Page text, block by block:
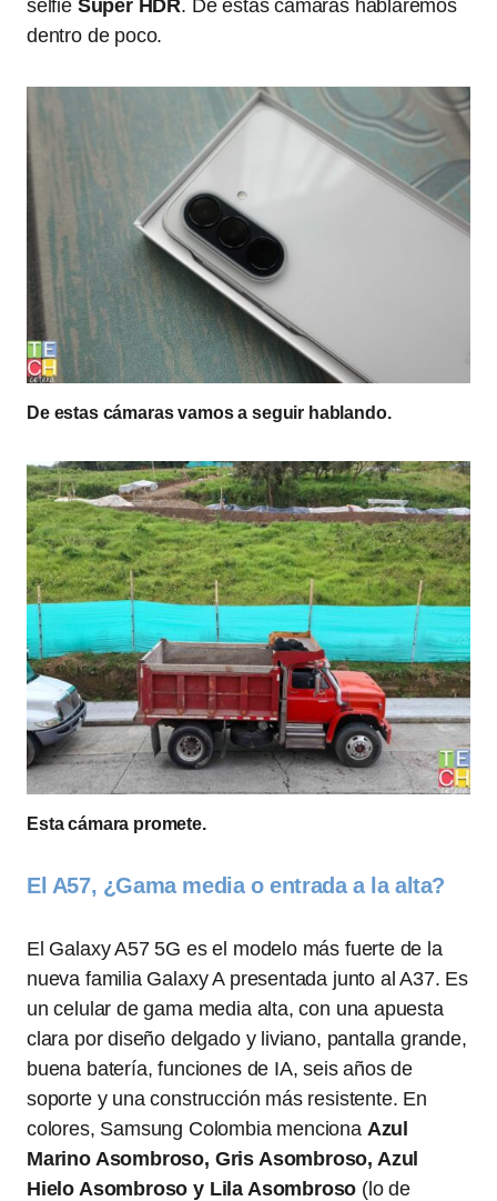
selfie Super HDR. De estas cámaras hablaremos
dentro de poco.
De estas cámaras vamos a seguir hablando.
Esta cámara promete.
El A57, ¿Gama media o entrada a la alta?
El Galaxy A57 5G es el modelo más fuerte de la
nueva familia Galaxy A presentada junto al A37. Es
un celular de gama media alta, con una apuesta
clara por diseño delgado y liviano, pantalla grande,
buena batería, funciones de IA, seis años de
soporte y una construcción más resistente. En
colores, Samsung Colombia menciona Azul
Marino Asombroso, Gris Asombroso, Azul
Hielo Asombroso y Lila Asombroso (lo de